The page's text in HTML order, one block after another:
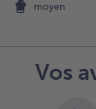
moyen
Vos